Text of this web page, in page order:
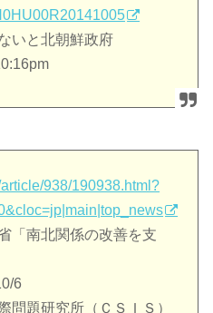
いと北朝鮮政府
938/190938.html?
「南北関係の改善を支
6
問題研究所（ＣＳＩＳ）